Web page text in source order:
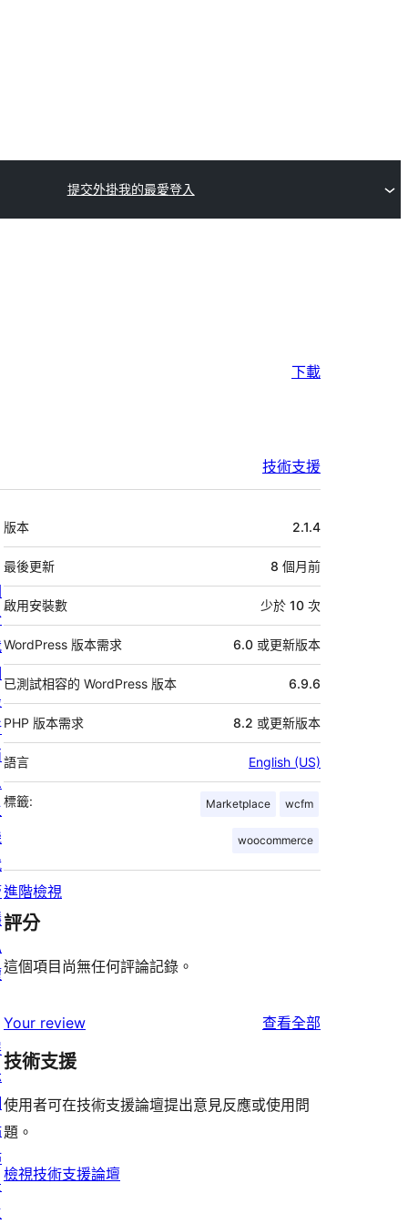
提交外掛我的最愛登入
下載
技術支援
中
繼
資
料
版本 2.1.4
最後更新 8 個月前
啟用安裝數 少於 10 次
WordPress 版本需求 6.0 或更新版本
已測試相容的 WordPress 版本 6.9.6
PHP 版本需求 8.2 或更新版本
語言 English (US)
標籤: Marketplace wcfm
woocommerce
進階檢視
評分
這個項目尚無任何評論記錄。
Your review 查看全部
技術支援
使用者可在技術支援論壇提出意見反應或使用問
題。
檢視技術支援論壇